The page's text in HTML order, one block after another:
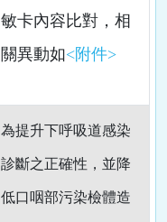
敏卡內容比對，相
關異動如<附件>
為提升下呼吸道感染
診斷之正確性，並降
低口咽部污染檢體造